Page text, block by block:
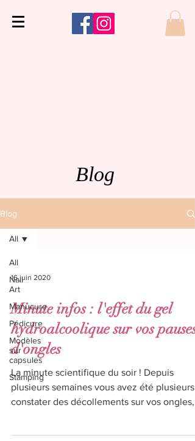
Blog
Blog
All
Nail
Art
Manucure
Pédicure
Modèles
sur
capsules
Stamping
All
16 juin 2020
Minute infos : l'effet du gel
hydroalcoolique sur vos pauses
d'ongles
La minute scientifique du soir ! Depuis
plusieurs semaines vous avez été plusieurs
constater des décollements sur vos ongles,